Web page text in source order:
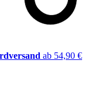
ab 54,90 €